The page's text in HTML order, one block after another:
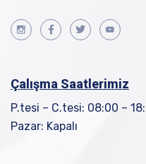
Çalışma Saatlerimiz
P.tesi – C.tesi: 08:00 –
Pazar: Kapalı